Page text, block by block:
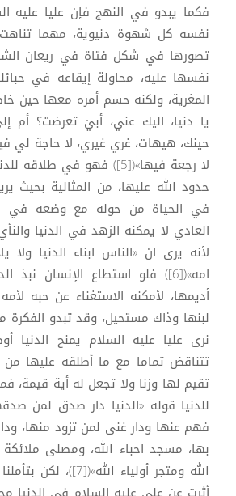
فكما يبدو في النهج فإن عليا عليه
نفسه كل شهوة دنيوية، مهما تناهت
تصورها في شكل فتاة في ريعان
نفسها عليه، محاولة إيقاعه في
المغرية، ولكنه حسم أمره معها حين
يا دنيا، اليك عني، أبيَ تعرضت؟ أم
حينك، هيهات، غري غيري، لا حاجة لي
لا رجعة فيها»([5]) فهو في
حدود الله عليها، من المثالية بحيث
في الحياة من حوله مع وضعه في
العادي لا يمكنه الزهد في الدنيا
لأنه يرى ان «الناس ابناء الدنيا
امه»([6]) فلو استطاع الإنسان
أديمها، لأمكنه الاستغناء عن حبه
لبنها وذاك مستحيل، وقد تبدو الفكرة
نرى عليا عليه السلام يمنح الدنيا
تتناقض تماما مع ما أطلقه عليها
تقيم لها وزنا ولا تجعل له أية قيمة،
للدنيا قوله «الدنيا دار صدق لمن
فهم عنها ودار غنى لمن تزود منها،
بها، مسجد احباء الله، ومصلى
الله ومتجر أولياء